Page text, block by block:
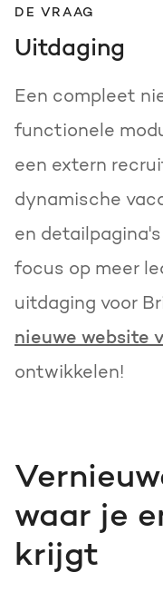
DE VRAAG
Uitdaging
Een compleet
functionele
een extern
dynamische
en
focus op meer
uitdaging voor
nieuwe website
ontwikkelen!
waar je
krijgt